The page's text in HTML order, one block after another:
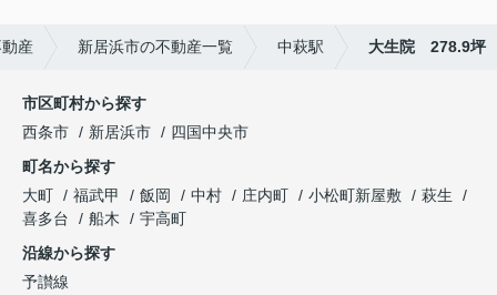
産 新居浜市の不動産一覧 中萩駅 大生院 278.9坪
市区町村から探す
西条市
新居浜市
四国中央市
町名から探す
大町
福武甲 飯岡 中村 庄内町 小松町新屋敷
萩生
喜多台
船木
宇高町
沿線から探す
予讃線